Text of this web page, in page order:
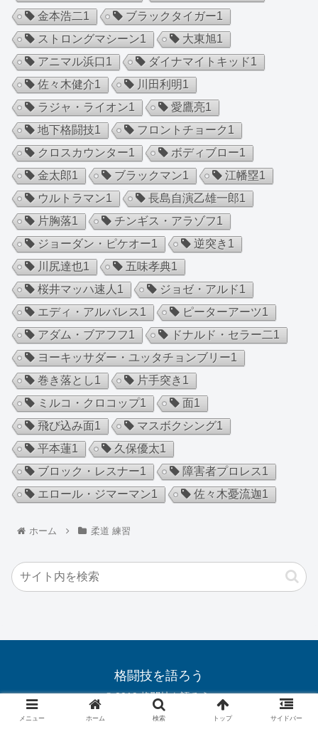
金本浩二1 ブラックタイガー1
ストロングマシーン1 大東旭1
アニマル浜口 1 ダイナマイトキッド1
佐々木健介1 川田利明1
ラジャ・ライオン1 愛鷹亮1
地下格闘技1 フロントチョーク1
クロスカウンター1 ボディブロー1
金太郎1 ブラックマン1 江幡塁1
ウルトラマン1 長島自演乙雄一郎1
片胸落1 チンギス・アラゾフ1
ジョーダン・ピケオー1 逆突き 1
川尻達也1 五味孝典1
桜井マッハ速人 1 ジョゼ・アルド1
エディ・アルバレス1 ピーターアーツ1
アダム・ブアフフ1 ドナルド・セラー二1
ヨーキッサダー・ユッタチョンブリー1
巻き落とし1 片手突き 1
ミルコ・クロコップ1 面1
飛び込み面1 マスボクシング1
平本蓮1 久保優太1
ブロック・レスナー1 障害者プロレス1
エロール・ジマーマン1 佐々木憂流迦1
ホーム 柔道 練習
格闘技を語ろう
© 2019 格闘技を語ろう.
メニュー ホーム 検索 トップ サイドバー